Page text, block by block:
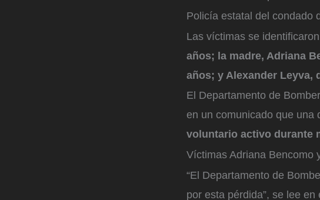
Policía estatal del condado
Las víctimas se
años; la madre, Adriana
años; y Alexander Leyva,
El Departamento de
en un comunicado que una
voluntario activo durante
Víctimas Adriana Bencomo
“El Departamento de
por esta pérdida”, se lee en